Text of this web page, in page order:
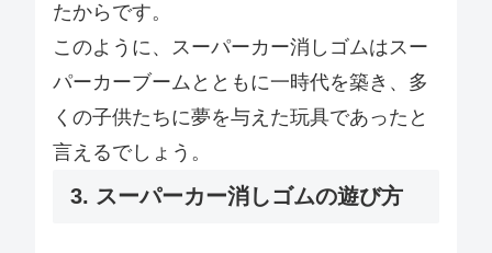
たからです。
このように、スーパーカー消しゴムはスー
パーカーブームとともに一時代を築き、多
くの子供たちに夢を与えた玩具であったと
言えるでしょう。
3. スーパーカー消しゴムの遊び方